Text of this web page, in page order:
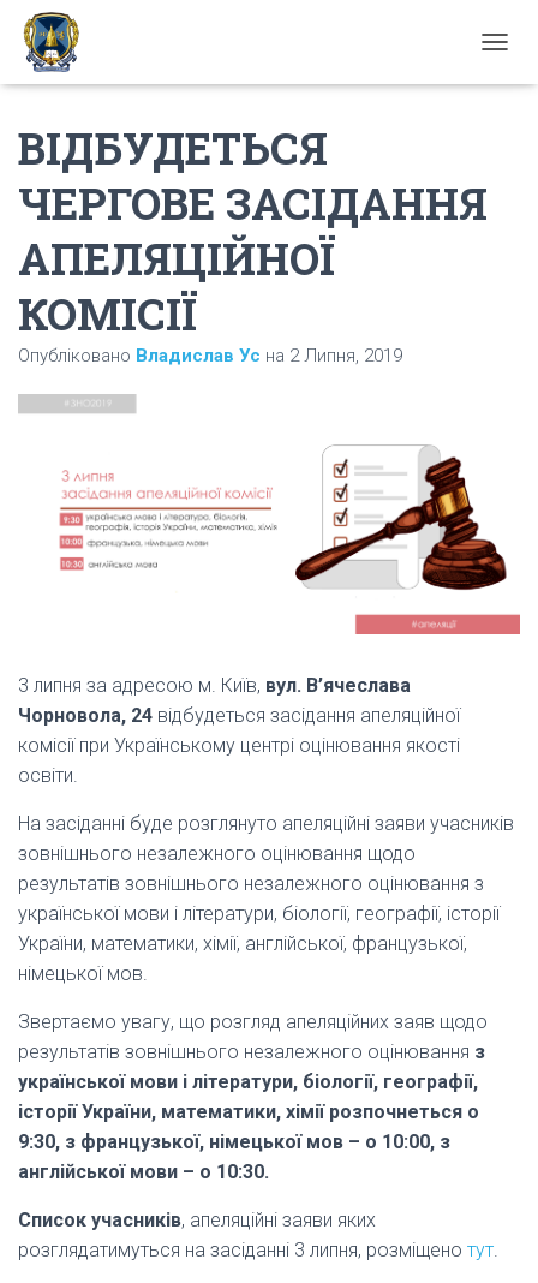
Е
ВІДБУДЕТЬСЯ
ЧЕРГОВЕ ЗАСІДАННЯ
АПЕЛЯЦІЙНОЇ
КОМІСІЇ
Опубліковано Владислав Ус на 2 Липня, 2019
3 липня за адресою м. Київ, вул. В’ячеслава
Чорновола, 24 відбудеться засідання апеляційної
комісії при Українському центрі оцінювання якості
освіти.
На засіданні буде розглянуто апеляційні заяви учасників
зовнішнього незалежного оцінювання щодо
результатів зовнішнього незалежного оцінювання з
української мови і літератури, біології, географії, історії
України, математики, хімії, англійської, французької,
німецької мов.
Звертаємо увагу, що розгляд апеляційних заяв щодо
результатів зовнішнього незалежного оцінювання з
української мови і літератури, біології, географії,
історії України, математики, хімії розпочнеться о
9:30, з французької, німецької мов – о 10:00, з
англійської мови – о 10:30.
Список учасників, апеляційні заяви яких
розглядатимуться на засіданні 3 липня, розміщено тут.